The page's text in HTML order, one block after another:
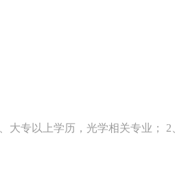
专以上学历，光学相关专业； 2、